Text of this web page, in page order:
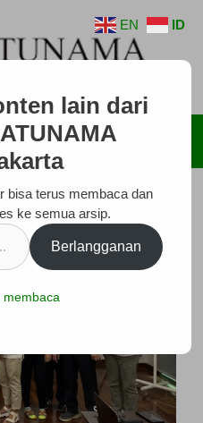
EN ID
lain dari
bisa terus membaca dan
ke semua arsip.
Berlangganan
membaca